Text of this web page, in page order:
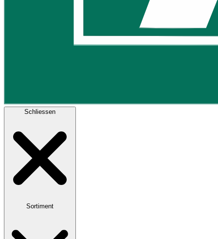
Schliessen
Sortiment